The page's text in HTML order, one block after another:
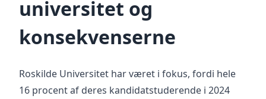
universitet og
konsekvenserne
Roskilde Universitet har været i fokus, fordi hele
16 procent af deres kandidatstuderende i 2024